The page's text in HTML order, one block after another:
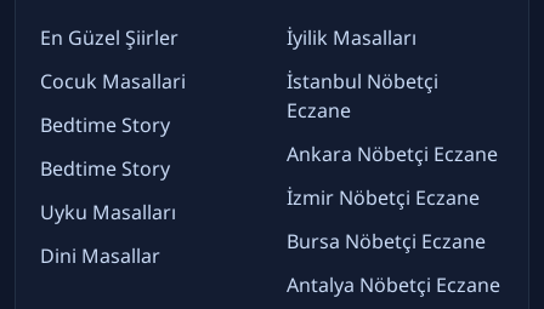
En Güzel Şiirler
Cocuk Masallari
Bedtime Story
Bedtime Story
Uyku Masalları
Dini Masallar
İyilik Masalları
İstanbul Nöbetçi
Eczane
Ankara Nöbetçi Eczane
İzmir Nöbetçi Eczane
Bursa Nöbetçi Eczane
Antalya Nöbetçi Eczane